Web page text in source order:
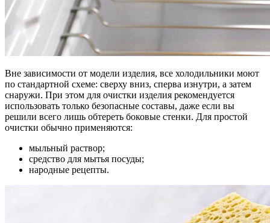
Вне зависимости от модели изделия, все холодильники моют
по стандартной схеме: сверху вниз, сперва изнутри, а затем
снаружи. При этом для очистки изделия рекомендуется
использовать только безопасные составы, даже если вы
решили всего лишь обтереть боковые стенки. Для простой
очистки обычно применяются:
мыльный раствор;
средство для мытья посуды;
народные рецепты.